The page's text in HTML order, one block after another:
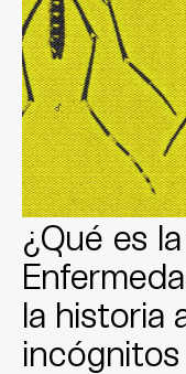
¿Qué es
la historia
incógnitos